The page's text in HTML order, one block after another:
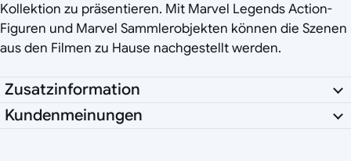
Kollektion zu präsentieren. Mit Marvel Legends Action-
Figuren und Marvel Sammlerobjekten können die Szenen
aus den Filmen zu Hause nachgestellt werden.
Zusatzinformation
Kundenmeinungen